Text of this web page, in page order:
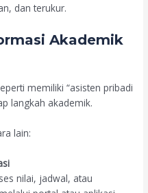
dan terukur.
Akademik
memiliki “asisten pribadi
langkah akademik.
lain:
nilai, jadwal, atau